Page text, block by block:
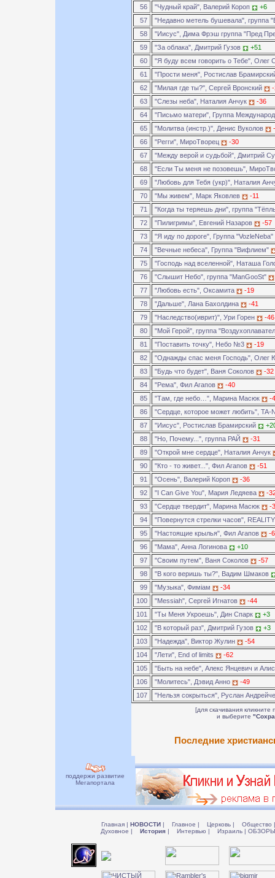
56
"Чудный край", Валерий Короп
+6
57
"Недавно метель бушевала", группа
58
"Иисус", Дима Фрэш группа "Пред
59
"За облака", Дмитрий Гузов
+51
60
"Я буду всем говорить о Тебе", Олег
61
"Прости меня", Ростислав
62
"Милая где ты?", Сергей Вронский
63
"Слезы неба", Наталия Анчук
-36
64
"Письмо матери", Группа
65
"Молитва (инстр.)", Денис Вуколов
66
"Регги", МироТворец
-30
67
"Между верой и судьбой", Дмитрий
68
"Если Ты меня не позовешь",
69
"Любовь для Тебя (укр)", Наталия
70
"Мы живем", Марк Яковлев
-11
71
"Когда ты теряешь дни", группа
72
"Пилигримы", Евгений Назаров
-57
73
"Я иду по дороге", Группа "VozleNeba"
74
"Вечные небеса", Группа "Вифлием"
75
"Господь над вселенной", Наташа
76
"Слышит Небо", группа "ManGooSt"
77
"Любовь есть", Оксамита
-19
78
"Дальше", Лана Бахолдина
-41
79
"Наследство(иврит)", Ури Горен
-46
80
"Мой Герой", группа
81
"Поставить точку", Небо №3
-19
82
"Однажды спас меня Господь", Олег
83
"Будь что будет", Ваня Соколов
-32
84
"Рема", Фил Агапов
-40
85
"Там, где небо…", Марина Масюк
-
86
"Сердце, которое может любить", TA-
87
"Иисус", Ростислав Брамирский
88
"Но, Почему...", группа РАЙ
-31
89
"Открой мне сердце", Наталия Анчук
90
"Кто - то живет...", Фил Агапов
-51
91
"Осень", Валерий Короп
-36
92
"I Can Give You", Мария Ледяева
-
93
"Сердце твердит", Марина Масюк
-
94
"Повернутся стрелки часов",
95
"Настоящие крылья", Фил Агапов
-
96
"Мама", Анна Логинова
+10
97
"Своим путем", Ваня Соколов
-57
98
"В кого веришь ты?", Вадим Шмаков
99
"Музыка", Фимiам
-34
100
"Messiah", Сергей Игнатов
-44
101
"Ты Меня Укроешь", Дин Спарк
+3
102
"В который раз", Дмитрий Гузов
+3
103
"Надежда", Виктор Жулин
-54
104
"Лети", End of limits
-62
105
"Быть на небе", Алекс Янцевич и
106
"Молитесь", Дэвид Анно
-49
107
"Нельзя сокрыться", Руслан
[для скачивания кликните
и выберите
Последние
поддержи развитие
Мегапортала
Главная | НОВОСТИ | Главное | Церковь | Общество |
Духовное | История | Интервью | Израиль |